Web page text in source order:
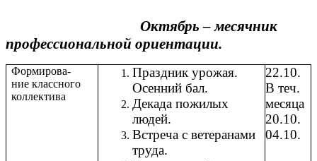
Октябрь – месячник
профессиональной ориентации.
Формирова-
ние классного
коллектива
Праздник урожая.
Осенний бал.
Декада пожилых
людей.
Встреча с ветеранами
труда.
22.10.
В теч.
месяца
20.10.
04.10.